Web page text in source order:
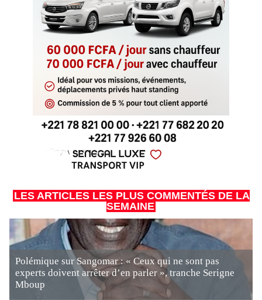
LES ARTICLES LES PLUS COMMENTÉS DE LA
SEMAINE
Polémique sur Sangomar : « Ceux qui ne sont pas
experts doivent arrêter d’en parler », tranche Serigne
Mboup